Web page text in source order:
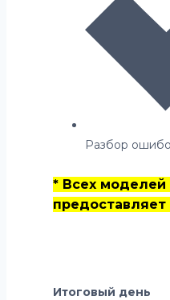
Разбор
* Всех моделей
Итоговый день